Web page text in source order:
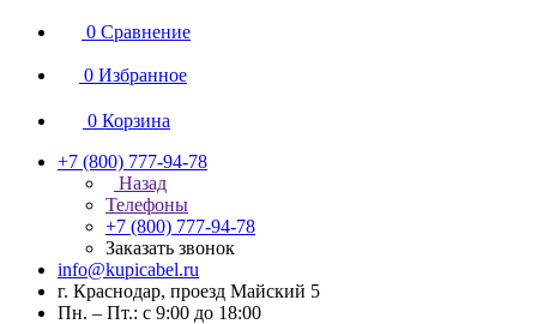
0 Сравнение
0 Избранное
0 Корзина
+7 (800) 777-94-78
Назад
Телефоны
+7 (800) 777-94-78
Заказать звонок
info@kupicabel.ru
г. Краснодар, проезд Майский 5
Пн. – Пт.: с 9:00 до 18:00